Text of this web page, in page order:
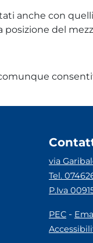
anche con
del
via
Tel.
P.Iva
PEC -